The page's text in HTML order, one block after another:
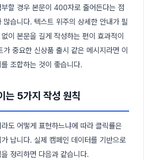
할 경우 본문이 400자로 줄어든다는 점
많습니다. 텍스트 위주의 상세한 안내가 필
이 본문을 길게 작성하는 편이 효과적이
가 중요한 신상품 출시 같은 메시지라면 이
조합하는 것이 좋습니다.
는 5가지 작성 원칙
도 어떻게 표현하느냐에 따라 클릭률은
납니다. 실제 캠페인 데이터를 기반으로
정리하면 다음과 같습니다.